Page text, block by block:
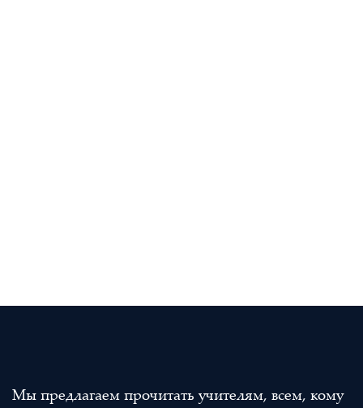
Мы предлагаем прочитать учителям, всем, кому